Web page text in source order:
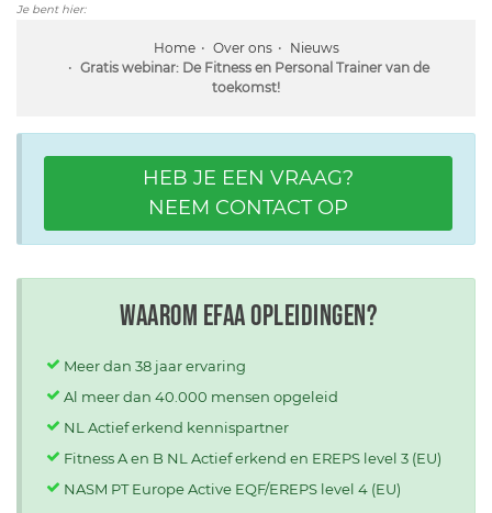
Je bent hier:
Home Over ons
Nieuws
Gratis webinar: De Fitness en Personal Trainer van de
toekomst!
HEB JE EEN VRAAG?
NEEM CONTACT OP
Waarom EFAA opleidingen?
Meer dan 38 jaar ervaring
Al meer dan 40.000 mensen opgeleid
NL Actief erkend kennispartner
Fitness A en B NL Actief erkend en EREPS level 3 (EU)
NASM PT Europe Active EQF/EREPS level 4 (EU)